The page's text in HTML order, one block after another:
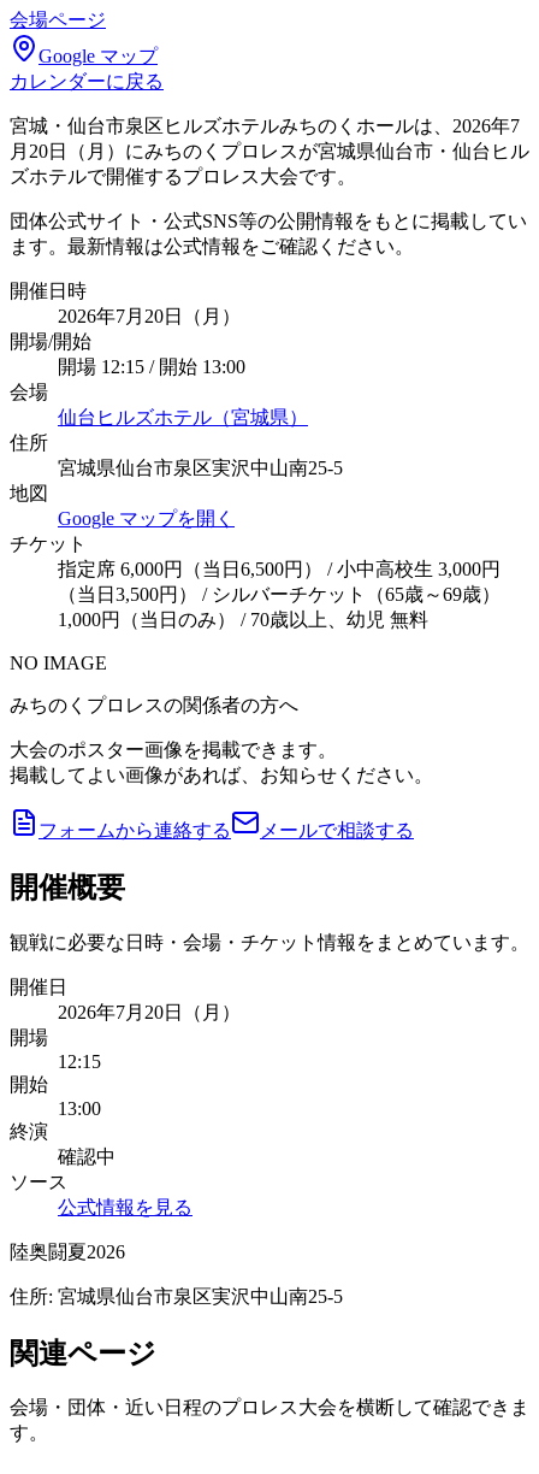
会場ページ
Google マップ
カレンダーに戻る
宮城・仙台市泉区ヒルズホテルみちのくホールは、2026年7
月20日（月）にみちのくプロレスが宮城県仙台市・仙台ヒル
ズホテルで開催するプロレス大会です。
団体公式サイト・公式SNS等の公開情報をもとに掲載してい
ます。最新情報は公式情報をご確認ください。
開催日時
2026年7月20日（月）
開場/開始
開場 12:15 / 開始 13:00
会場
仙台ヒルズホテル（宮城県）
住所
宮城県仙台市泉区実沢中山南25-5
地図
Google マップを開く
チケット
指定席 6,000円（当日6,500円） / 小中高校生 3,000円
（当日3,500円） / シルバーチケット（65歳～69歳）
1,000円（当日のみ） / 70歳以上、幼児 無料
NO IMAGE
みちのくプロレスの関係者の方へ
大会のポスター画像を掲載できます。
掲載してよい画像があれば、お知らせください。
フォームから連絡する メールで相談する
開催概要
観戦に必要な日時・会場・チケット情報をまとめています。
開催日
2026年7月20日（月）
開場
12:15
開始
13:00
終演
確認中
ソース
公式情報を見る
陸奥闘夏2026
住所: 宮城県仙台市泉区実沢中山南25-5
関連ページ
会場・団体・近い日程のプロレス大会を横断して確認できま
す。